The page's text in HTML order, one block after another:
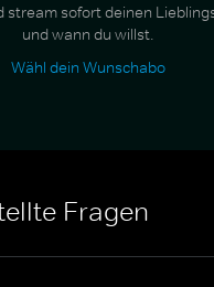
stream sofort deinen
und wann du willst.
Wähl dein Wunschabo
Fragen